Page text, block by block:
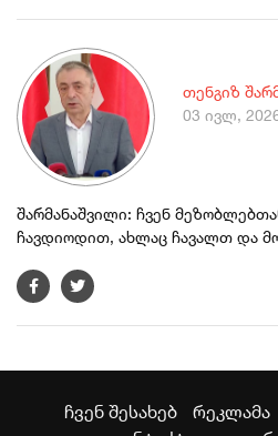
შარმანაშვილი: ჩვენ
ჩავდიოდით, ახლაც ჩავალთ და
თენგიზ
03 ივლ,
ჩვენ შესახებ რეკლამა